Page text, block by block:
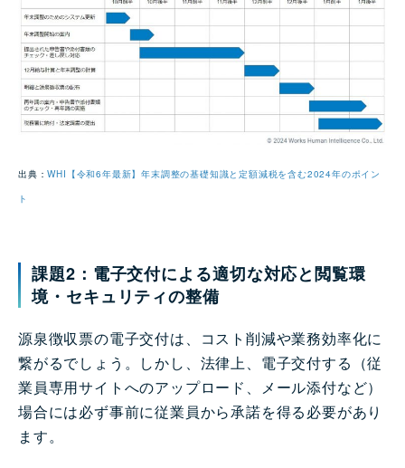
出典：WHI【令和6年最新】年末調整の基礎知識と定額減税を含む2024年のポイン
ト
課題2：電子交付による適切な対応と閲覧環
境・セキュリティの整備
源泉徴収票の電子交付は、コスト削減や業務効率化に
繋がるでしょう。しかし、法律上、電子交付する（従
業員専用サイトへのアップロード、メール添付など）
場合には必ず事前に従業員から承諾を得る必要があり
ます。